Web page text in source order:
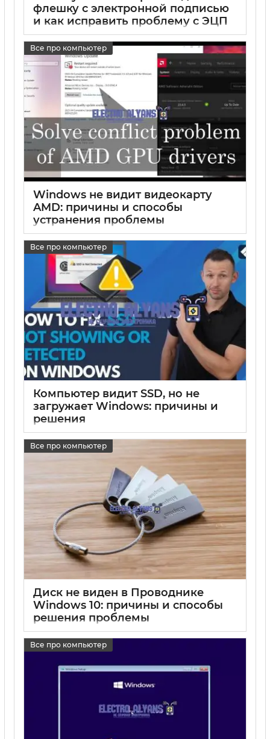
флешку с электронной подписью
и как исправить проблему с ЭЦП
на флешке
17 05 2025 0
Все про компьютер
Windows не видит видеокарту
AMD: причины и способы
устранения проблемы
Все про компьютер
Компьютер видит SSD, но не
загружает Windows: причины и
решения
Все про компьютер
Диск не виден в Проводнике
Windows 10: причины и способы
решения проблемы
Все про компьютер